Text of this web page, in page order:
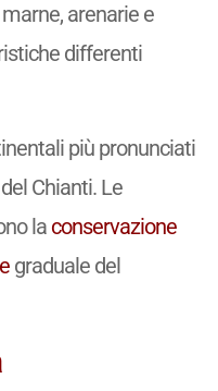
arenarie e
differenti
più pronunciati
Chianti. Le
la conservazione
graduale del